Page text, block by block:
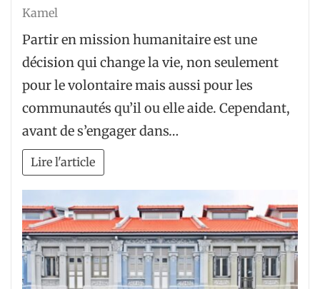
Kamel
Partir en mission humanitaire est une
décision qui change la vie, non seulement
pour le volontaire mais aussi pour les
communautés qu’il ou elle aide. Cependant,
avant de s’engager dans…
Lire l'article